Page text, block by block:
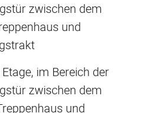
zwischen dem
und
im Bereich der
zwischen dem
und